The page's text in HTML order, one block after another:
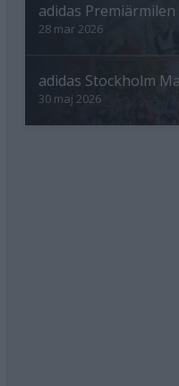
adidas Premiärmilen
28 mar 2026
adidas Stockholm
30 maj 2026